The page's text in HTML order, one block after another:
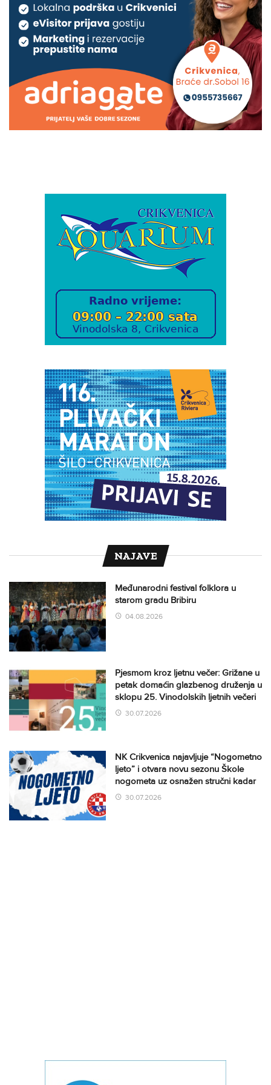
NAJAVE
Međunarodni festival folklora u
starom gradu Bribiru
04.08.2026
Pjesmom kroz ljetnu večer: Grižane u
petak domaćin glazbenog druženja u
sklopu 25. Vinodolskih ljetnih večeri
30.07.2026
NK Crikvenica najavljuje “Nogometno
ljeto” i otvara novu sezonu Škole
nogometa uz osnažen stručni kadar
30.07.2026